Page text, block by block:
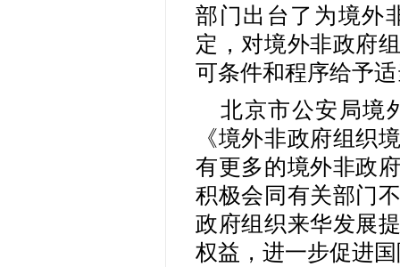
部门出台了为境外
定，对境外非政府
可条件和程序给予
北京市公安局境
《境外非政府组织
有更多的境外非政
积极会同有关部门
政府组织来华发展
权益，进一步促进